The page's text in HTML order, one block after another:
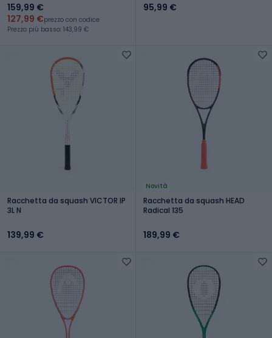
159,99 €
127,99 €prezzo con codice
Prezzo più basso: 143,99 €
95,99 €
Racchetta da squash VICTOR IP
3L N
139,99 €
Novità
Racchetta da squash HEAD
Radical 135
189,99 €